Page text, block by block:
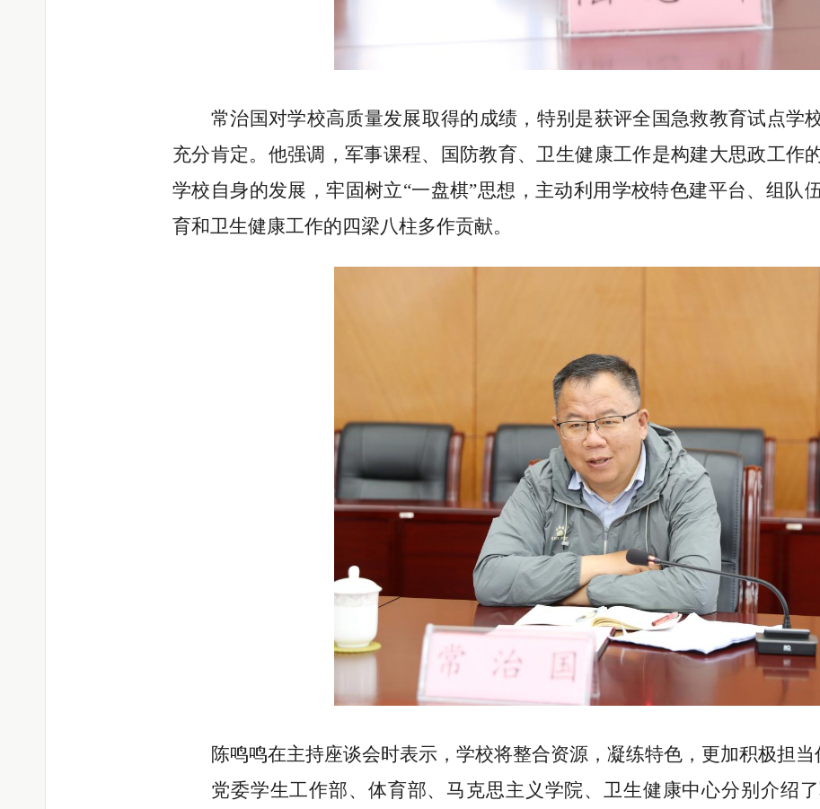
常治国对学校高质量发展取得的成绩，特别是获评全国急救教育试点学
充分肯定。他强调，军事课程、国防教育、卫生健康工作是构建大思政工作
学校自身的发展，牢固树立“一盘棋”思想， 主动利用学校特色建平台、组队
育和卫生健康工作的四梁八柱多作贡献。
陈鸣鸣在主持座谈会时表示，学校将整合资源，凝练特色，更加积极担当
党委学生工作部、体育部、马克思主义学院、卫生健康中心分别介绍了